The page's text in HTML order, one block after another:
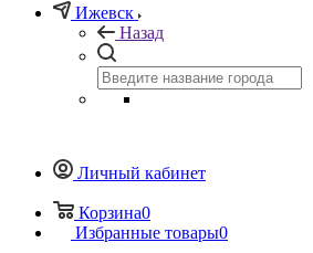
Ижевск
Назад
Личный кабинет
Корзина0
Избранные товары0